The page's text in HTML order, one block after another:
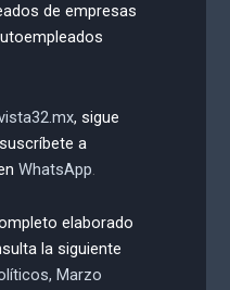
de empresas
, sigue
a
WhatsApp.
elaborado
la siguiente
Marzo